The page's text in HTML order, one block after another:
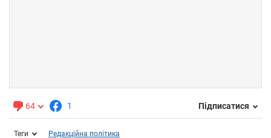
64 1 Підписатися
Теги Редакційна політика